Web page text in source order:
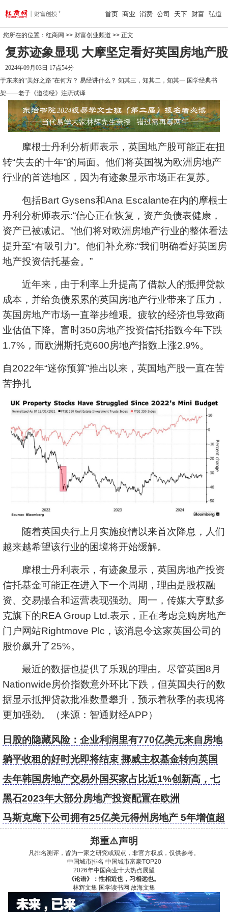
首页 商业 消费 公司 天下 财富 弘道
您所在的位置： 红商网 >> 财富创业频道 >> 正文
复苏迹象显现 大摩坚定看好英国房地产股
2024年09月03日 17点54分
于东来的“美好之路”在何方？ 易经讲什么？ 知其三，知其二，知其一 国学经典书
架——老子《道德经》注疏试译
摩根士丹利 分析师表示，英国地产股可能正在扭
转“失去的十年”的局面。他们将英国视为欧洲房地产
行业的首选地区，因为有迹象显示市场正在复苏。
包括Bart Gysens和Ana Escalante在内的摩根士
丹利分析师表示:“信心正在恢复，资产负债表健康，
资产已被减记。”他们将对欧洲房地产行业的整体看法
提升至“有吸引力”。他们补充称:“我们明确看好英国房
地产投资信托基金。”
近年来，由于利率上升提高了借款人的抵押贷款
成本，并给负债累累的英国房地产行业带来了压力，
英国房地产市场一直举步维艰。疲软的经济也导致商
业估值下降。富时350房地产投资信托指数今年下跌
1.7%，而欧洲斯托克600房地产指数上涨2.9%。
自2022年“迷你预算”推出以来，英国地产股一直在苦
苦挣扎
随着英国央行上月实施疫情以来首次降息，人们
越来越希望该行业的困境将开始缓解。
摩根士丹利表示，有迹象显示，英国房地产投资
信托基金可能正在进入下一个周期，理由是股权融
资、交易撮合和运营表现强劲。周一，传媒大亨默多
克旗下的REA Group Ltd.表示，正在考虑竞购房地产
门户网站Rightmove Plc，该消息令这家英国公司的
股价飙升了25%。
最近的数据也提供了乐观的理由。尽管英国8月
Nationwide房价指数意外环比下跌，但英国央行的数
据显示抵押贷款批准数量攀升，预示着秋季的表现将
更加强劲。（来源：智通财经APP）
日股的隐藏风险：企业利润里有770亿美元来自房地
产
躺平收租的好时光即将结束 挪威主权基金转向英国
房地产开发商
去年韩国房地产交易外国买家占比近1%创新高，七
成以上是中国买家
黑石2023年大部分房地产投资配置在欧洲
马斯克麾下公司拥有25亿美元得州房地产 5年增值超
郑重⚠️声明
凡排名测评，皆为一家之研究或观点，非官方权威，仅供参考。
中国城市排名 中国城市富豪TOP20
2026年中国商业十大热点展望
《论语》：性相近也，习相远也。
林辉文集 国学读书网 故海文集